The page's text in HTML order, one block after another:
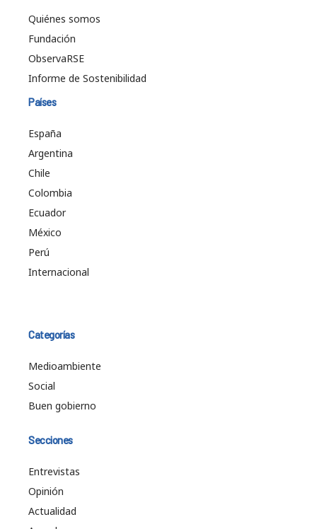
Quiénes somos
Fundación
ObservaRSE
Informe de Sostenibilidad
Países
España
Argentina
Chile
Colombia
Ecuador
México
Perú
Internacional
Categorías
Medioambiente
Social
Buen gobierno
Secciones
Entrevistas
Opinión
Actualidad